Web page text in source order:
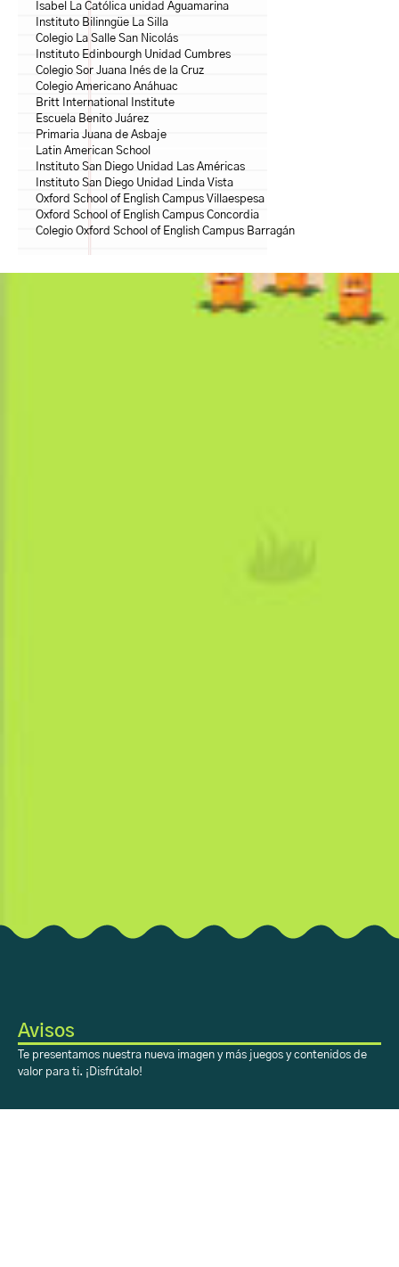
Isabel La Católica unidad Aguamarina
Instituto Bilinngüe La Silla
Colegio La Salle San Nicolás
Instituto Edinbourgh Unidad Cumbres
Colegio Sor Juana Inés de la Cruz
Colegio Americano Anáhuac
Britt International Institute
Escuela Benito Juárez
Primaria Juana de Asbaje
Latin American School
Instituto San Diego Unidad Las Américas
Instituto San Diego Unidad Linda Vista
Oxford School of English Campus Villaespesa
Oxford School of English Campus Concordia
Colegio Oxford School of English Campus Barragán
Avisos
Te presentamos nuestra nueva imagen y más juegos y contenidos de
valor para ti. ¡Disfrútalo!